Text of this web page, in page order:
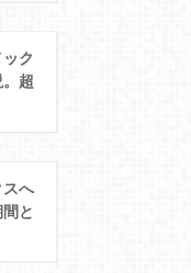
ク
超
スへ
と